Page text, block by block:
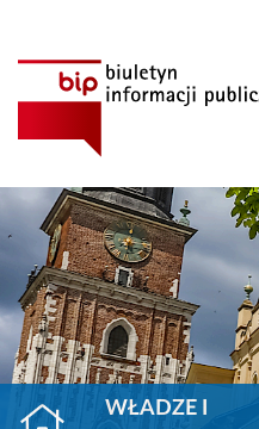
WŁADZE I